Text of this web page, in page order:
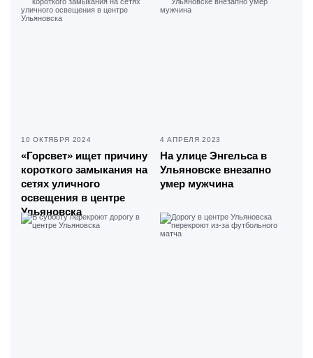
10 ОКТЯБРЯ 2024
«Горсвет» ищет причину
короткого замыкания на
сетях уличного
освещения в центре
Ульяновска
4 АПРЕЛЯ 2023
На улице Энгельса в
Ульяновске внезапно
умер мужчина